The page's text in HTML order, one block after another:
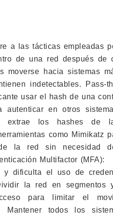
a las tácticas empleadas
de una red después de
moverse hacia sistemas
indetectables. Pass-
usar el hash de una
en otros
extrae los hashes de
como Mimikatz
la red sin necesidad
Multifactor (MFA):
y dificulta el uso de
la red en segmentos
para limitar el
todos los